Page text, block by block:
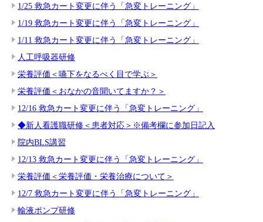
1/25 救急カート変更に伴う「急変トレーニング」
1/19 救急カート変更に伴う「急変トレーニング」
1/11 救急カート変更に伴う「急変トレーニング」
人工呼吸器研修
栄養評価＜嚥下をなるべく目で学ぶ＞
栄養評価＜おなかの音聞いてますか？＞
12/16 救急カート変更に伴う「急変トレーニング」
◆新人看護職研修＜患者対応＞※備考欄に参加日記入
院内BLS講習
12/13 救急カート変更に伴う「急変トレーニング」
栄養評価＜栄養評価・栄養治療について＞
12/7 救急カート変更に伴う「急変トレーニング」
輸液ポンプ研修